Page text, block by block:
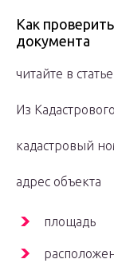
Как
документа
читайте в
Из
кадастровый
адрес объекта
площадь